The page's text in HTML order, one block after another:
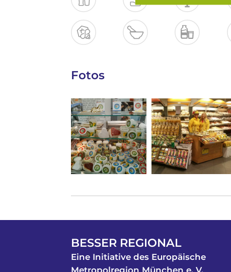
Fotos
BESSER REGIONAL
Eine Initiative des Europäische
Metropolregion München e. V.